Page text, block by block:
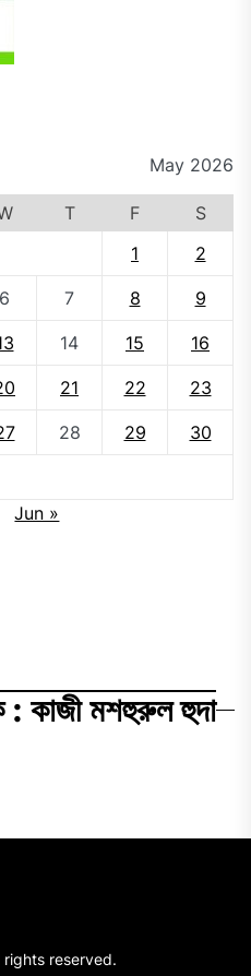
May 2026
T F
S
1
2
6 7 8 9
14 15 16
21 22 23
28 29 30
Jun »
কাজী মশহুরুল হুদা
rights reserved.